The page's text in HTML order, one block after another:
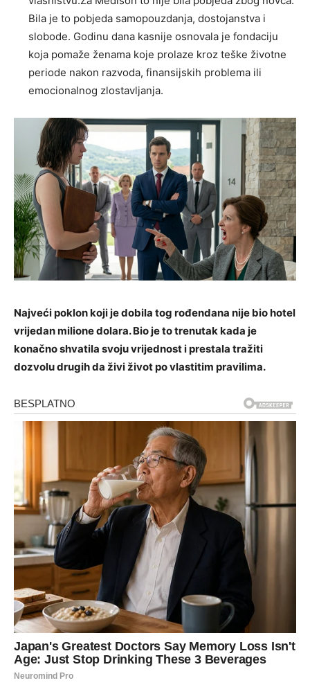
Bila je to pobjeda samopouzdanja, dostojanstva i
slobode. Godinu dana kasnije osnovala je fondaciju
koja pomaže ženama koje prolaze kroz teške životne
periode nakon razvoda, finansijskih problema ili
emocionalnog zlostavljanja.
Najveći poklon koji je dobila tog rođendana nije bio hotel
vrijedan milione dolara. Bio je to trenutak kada je
konačno shvatila svoju vrijednost i prestala tražiti
dozvolu drugih da živi život po vlastitim pravilima.